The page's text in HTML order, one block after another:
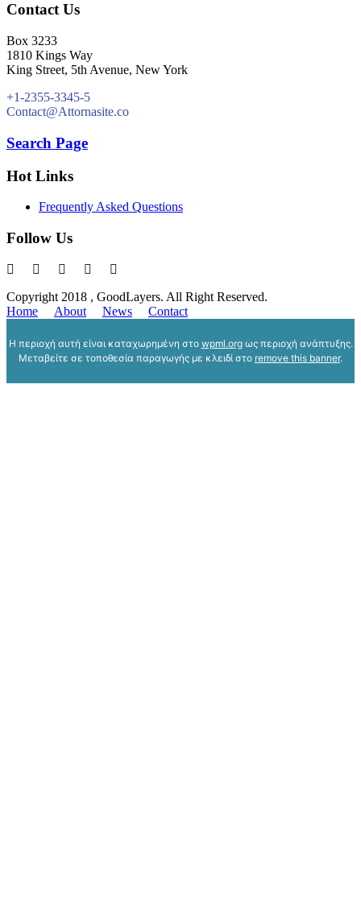
Contact Us
Box 3233
1810 Kings Way
King Street, 5th Avenue, New York
+1-2355-3345-5
Contact@Attornasite.co
Search Page
Hot Links
Frequently Asked Questions
Follow Us
Copyright 2018 , GoodLayers. All Right Reserved.
Home
About News Contact
Η περιοχή αυτή είναι καταχωρημένη στο wpml.orgως περιοχή ανάπτυξης.
Μεταβείτε σε τοποθεσία παραγωγής με κλειδί στο remove this banner.